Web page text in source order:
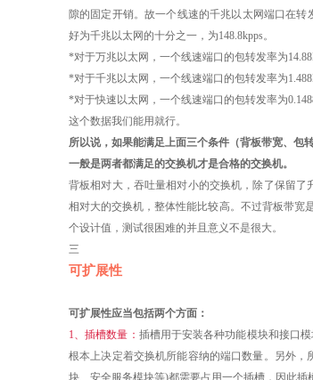
隙的固定开销。故一个线速的千兆以太网端口在转
好为千兆以太网的十分之一，为148.8kpps。
*对于万兆以太网，一个线速端口的包转发率为
*对于千兆以太网，一个线速端口的包转发率为
*对于快速以太网，一个线速端口的包转发率为
这个数据我们能用就行。
所以说，如果能满足上面三个条件（背板带宽、包
一般是两者都满足的交换机才是合格的交换机。
背板相对大，吞吐量相对小的交换机，除了保留
相对大的交换机，整体性能比较高。不过背板带宽
个设计值，测试很困难的并且意义不是很大。
三
可扩展性
可扩展性应当包括两个方面：
1、插槽数量： 插槽用于安装各种功能模块和接口
根本上决定着交换机所能容纳的端口数量。另外
块、安全服务模块等)都需要占用一个插槽，因此插